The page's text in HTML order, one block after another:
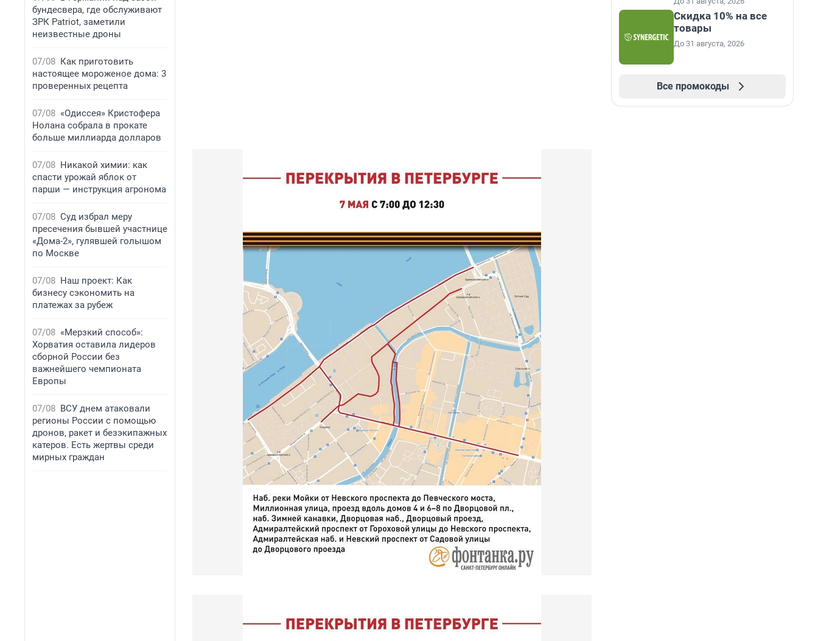
бундесвера, где обслуживают
ЗРК Patriot, заметили
неизвестные дроны
07/08 Как приготовить
настоящее мороженое дома: 3
проверенных рецепта
07/08 «Одиссея» Кристофера
Нолана собрала в прокате
больше миллиарда долларов
07/08 Никакой химии: как
спасти урожай яблок от
парши — инструкция агронома
07/08 Суд избрал меру
пресечения бывшей участнице
«Дома-2», гулявшей голышом
по Москве
07/08 Наш проект: Как
бизнесу сэкономить на
платежах за рубеж
07/08 «Мерзкий способ»:
Хорватия оставила лидеров
сборной России без
важнейшего чемпионата
Европы
07/08 ВСУ днем атаковали
регионы России с помощью
дронов, ракет и безэкипажных
катеров. Есть жертвы среди
мирных граждан
Скидка 10% на все
товары
До 31 августа, 2026
Все промокоды